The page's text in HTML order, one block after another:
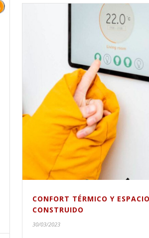
CONFORT TÉRMICO Y ESPACIO
CONSTRUIDO
30/03/2023